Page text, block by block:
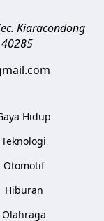
Kiaracondong
40285
Hidup
Teknologi
Otomotif
Hiburan
Olahraga